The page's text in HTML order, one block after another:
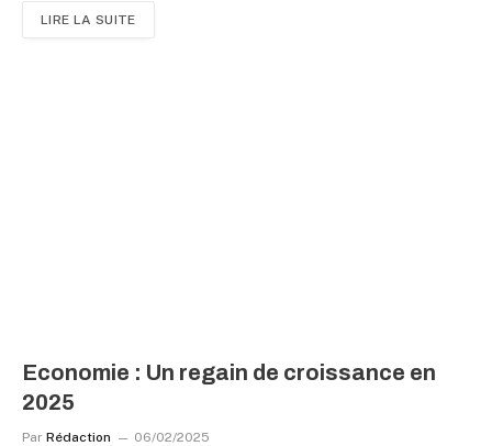
LIRE LA SUITE
Economie : Un regain de croissance en
2025
Par Rédaction 06/02/2025